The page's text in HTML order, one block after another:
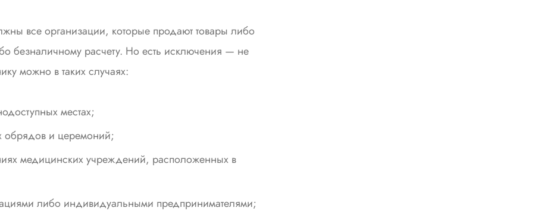
все организации, которые продают товары либо
безналичному расчету. Но есть исключения — не
можно в таких случаях:
местах;
обрядов и церемоний;
медицинских учреждений, расположенных в
либо индивидуальными предпринимателями;